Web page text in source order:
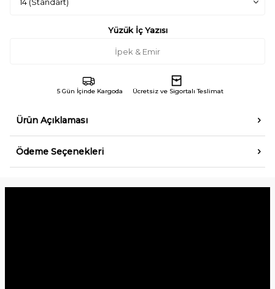
Yüzük İç Yazısı
5 Gün İçinde Kargoda Ücretsiz ve Sigortalı Teslimat
Ürün Açıklaması
Ödeme Seçenekleri